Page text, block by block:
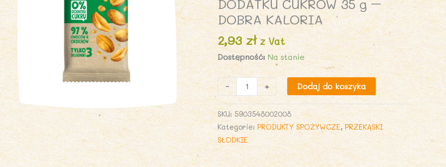
DODATKU CUKRÓW 35 g –
DOBRA KALORIA
2,93zł z Vat
Dostępność: Na stanie
-
ilość
BATON
DAKTYLOWY
CHRUPIĄCY
ORZECH
BEZ
+ Dodaj do koszyka
SKU: 5903548002008
Kategorie:PRODUKTY SPOŻYWCZE,PRZEKĄSKI
SŁODKIE